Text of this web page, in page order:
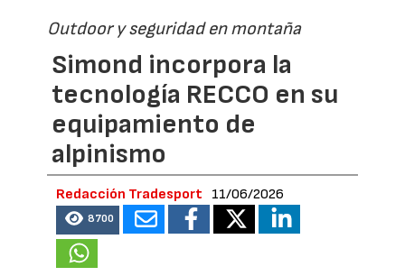
Outdoor y seguridad en montaña
Simond incorpora la
tecnología RECCO en su
equipamiento de
alpinismo
Redacción Tradesport 11/06/2026
8700